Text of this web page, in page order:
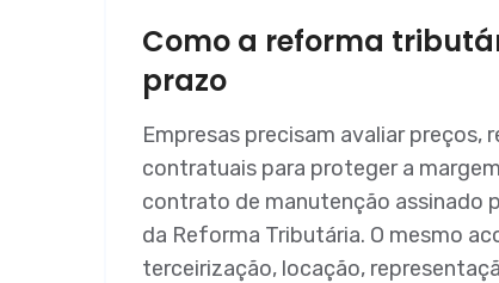
Como a reforma
prazo
Empresas precisam avaliar
contratuais para proteger a
contrato de manutenção assinado
da Reforma Tributária. O mesmo
terceirização, locação,